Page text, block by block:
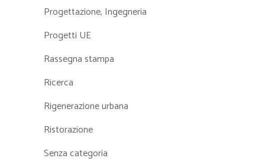
Progettazione, Ingegneria
Progetti UE
Rassegna stampa
Ricerca
Rigenerazione urbana
Ristorazione
Senza categoria